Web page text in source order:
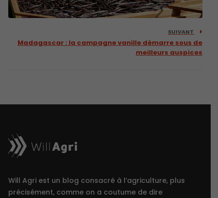
SUIVANT
Madagascar​ : la campagne vanille démarre sous de
meilleurs auspices
Will Agri est un blog consacré à l’agriculture, plus
précisément, comme on a coutume de dire